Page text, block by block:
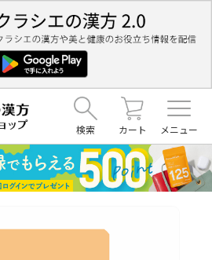
検索 カート メニュー